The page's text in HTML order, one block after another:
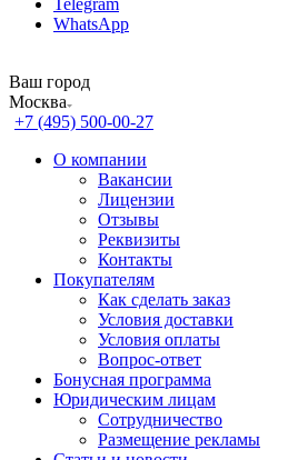
Telegram
WhatsApp
Ваш город
Москва
+7 (495) 500-00-27
О компании
Вакансии
Лицензии
Отзывы
Реквизиты
Контакты
Покупателям
Как сделать заказ
Условия доставки
Условия оплаты
Вопрос-ответ
Бонусная программа
Юридическим лицам
Сотрудничество
Размещение рекламы